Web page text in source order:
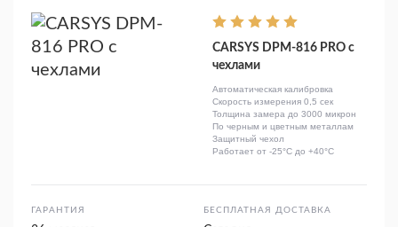
CARSYS DPM-816 PRO с
чехлами
Автоматическая калибровка
Скорость измерения 0,5 сек
Толщина замера до 3000 микрон
По черным и цветным металлам
Защитный чехол
Работает от -25°C до +40°C
ГАРАНТИЯ БЕСПЛАТНАЯ ДОСТАВКА